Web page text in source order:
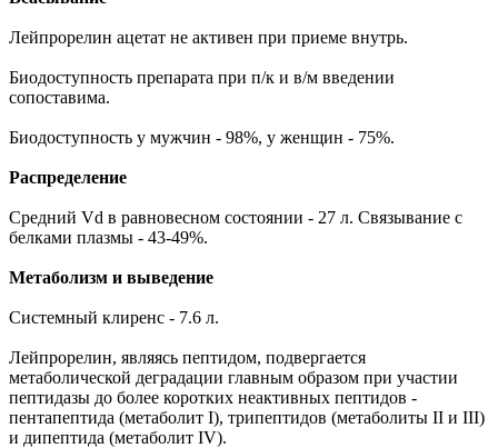
Лейпрорелин ацетат не активен при приеме внутрь.
Биодоступность препарата при п/к и в/м введении
сопоставима.
Биодоступность у мужчин - 98%, у женщин - 75%.
Распределение
Средний Vd в равновесном состоянии - 27 л. Связывание с
белками плазмы - 43-49%.
Метаболизм и выведение
Системный клиренс - 7.6 л.
Лейпрорелин, являясь пептидом, подвергается
метаболической деградации главным образом при участии
пептидазы до более коротких неактивных пептидов -
пентапептида (метаболит I), трипептидов (метаболиты II и III)
и дипептида (метаболит IV).